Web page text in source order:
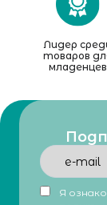
Лидер
товаров
младенцев
Я